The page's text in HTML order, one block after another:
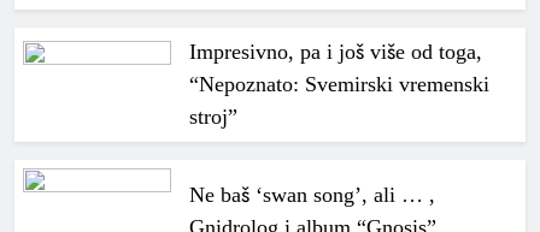
Impresivno, pa i još više od toga,
“Nepoznato: Svemirski vremenski
stroj”
Ne baš ‘swan song’, ali … ,